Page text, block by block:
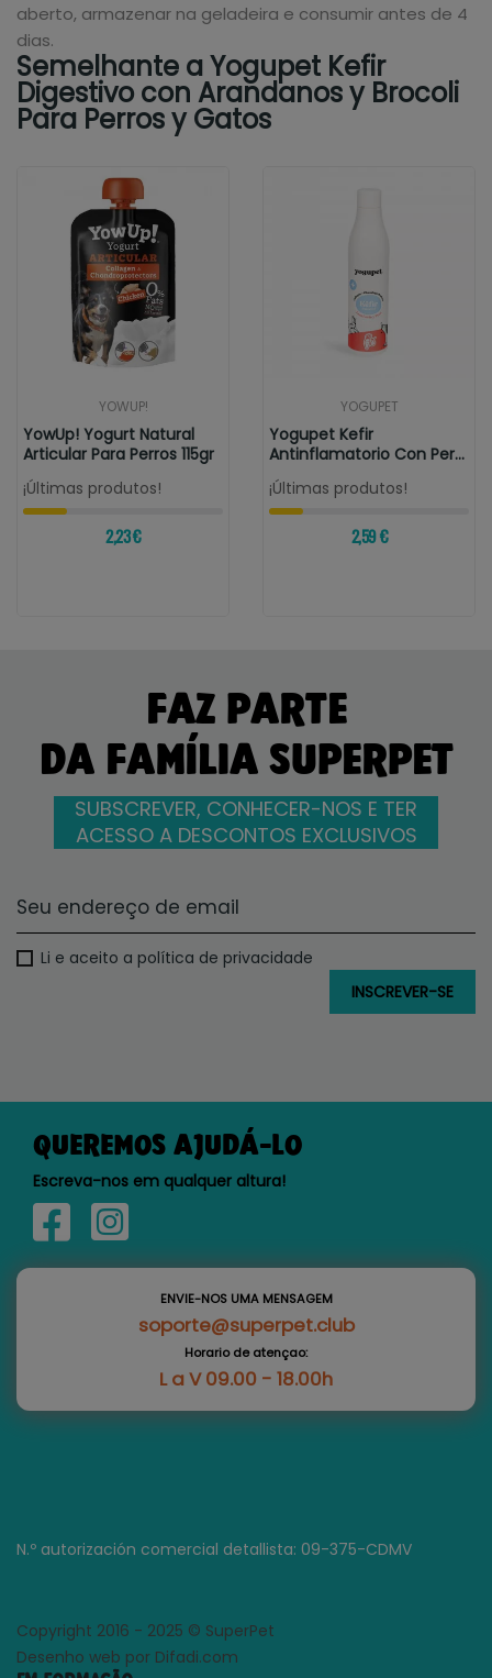
aberto, armazenar na geladeira e consumir antes de 4
dias.
Semelhante a Yogupet Kefir
Digestivo con Arandanos y Brocoli
Para Perros y Gatos
YOWUP!
YowUp! Yogurt Natural
Articular Para Perros 115gr
¡Últimas produtos!
2,23 €
YOGUPET
Yogupet Kefir
Antinflamatorio Con Pera
¡Últimas produtos!
2,59 €
FAZ PARTE
DA FAMÍLIA SUPERPET
SUBSCREVER, CONHECER-NOS E TER
ACESSO A DESCONTOS EXCLUSIVOS
Li e aceito a política de privacidade
QUEREMOS AJUDÁ-LO
Escreva-nos em qualquer altura!
ENVIE-NOS UMA MENSAGEM
soporte@superpet.club
Horario de atençao:
L a V 09.00 - 18.00h
N.º autorización comercial detallista: 09-375-CDMV
Copyright 2016 - 2025 © SuperPet
Desenho web por Difadi.com